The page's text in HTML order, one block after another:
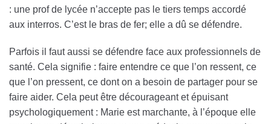
: une prof de lycée n’accepte pas le tiers temps accordé
aux interros. C’est le bras de fer; elle a dû se défendre.
Parfois il faut aussi se défendre face aux professionnels de
santé. Cela signifie : faire entendre ce que l’on ressent, ce
que l’on pressent, ce dont on a besoin de partager pour se
faire aider. Cela peut être décourageant et épuisant
psychologiquement : Marie est marchante, à l’époque elle